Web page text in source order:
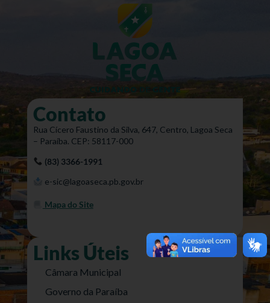
Contato
Rua Cícero Faustino da Silva, 647, Centro, Lagoa Seca
– Paraíba. CEP: 58117-000
(83) 3366-1991
e-sic@lagoaseca.pb.gov.br
Mapa do Site
Links Úteis
Câmara Municipal
Governo da Paraíba